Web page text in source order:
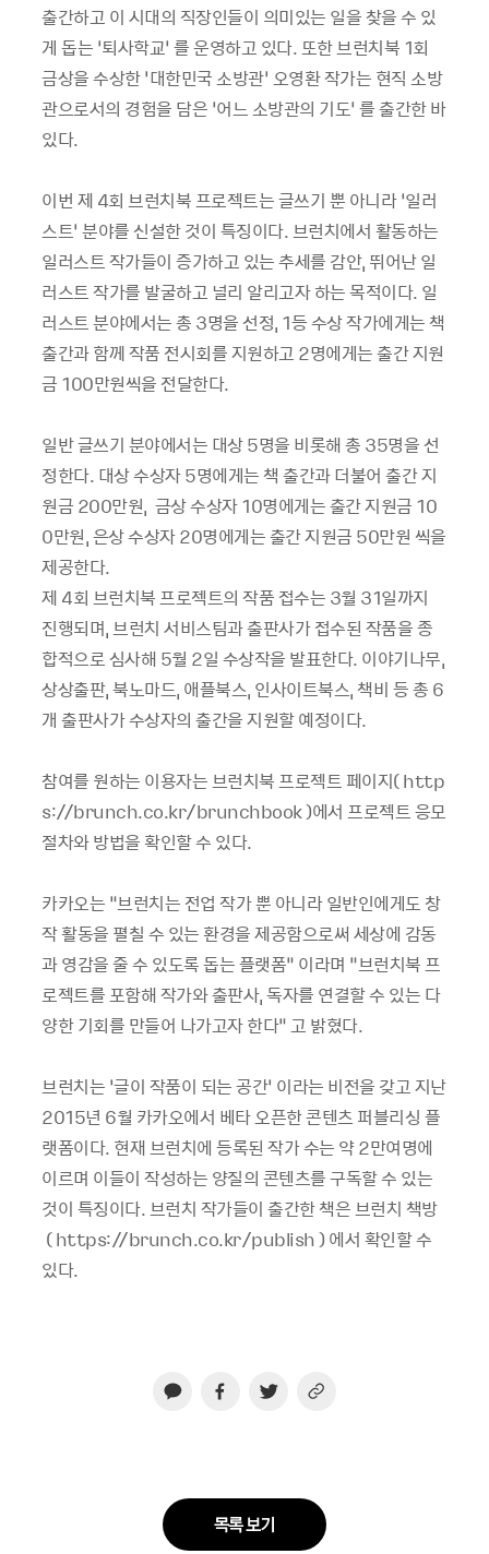
출간하고 이 시대의 직장인들이 의미있는 일을 찾을 수 있
게 돕는 ‘퇴사학교’ 를 운영하고 있다. 또한 브런치북 1회
금상을 수상한 ‘대한민국 소방관’ 오영환 작가는 현직 소방
관으로서의 경험을 담은 ‘어느 소방관의 기도’ 를 출간한 바
있다.
이번 제 4회 브런치북 프로젝트는 글쓰기 뿐 아니라 ‘일러
스트’ 분야를 신설한 것이 특징이다. 브런치에서 활동하는
일러스트 작가들이 증가하고 있는 추세를 감안, 뛰어난 일
러스트 작가를 발굴하고 널리 알리고자 하는 목적이다. 일
러스트 분야에서는 총 3명을 선정, 1등 수상 작가에게는 책
출간과 함께 작품 전시회를 지원하고 2명에게는 출간 지원
금 100만원씩을 전달한다.
일반 글쓰기 분야에서는 대상 5명을 비롯해 총 35명을 선
정한다. 대상 수상자 5명에게는 책 출간과 더불어 출간 지
원금 200만원, 금상 수상자 10명에게는 출간 지원금 10
0만원, 은상 수상자 20명에게는 출간 지원금 50만원 씩을
제공한다.
제 4회 브런치북 프로젝트의 작품 접수는 3월 31일까지
진행되며, 브런치 서비스팀과 출판사가 접수된 작품을 종
합적으로 심사해 5월 2일 수상작을 발표한다. 이야기나무,
상상출판, 북노마드, 애플북스, 인사이트북스, 책비 등 총 6
개 출판사가 수상자의 출간을 지원할 예정이다.
참여를 원하는 이용자는 브런치북 프로젝트 페이지( http
s://brunch.co.kr/brunchbook )에서 프로젝트 응모
절차와 방법을 확인할 수 있다.
카카오는 “브런치는 전업 작가 뿐 아니라 일반인에게도 창
작 활동을 펼칠 수 있는 환경을 제공함으로써 세상에 감동
과 영감을 줄 수 있도록 돕는 플랫폼” 이라며 “브런치북 프
로젝트를 포함해 작가와 출판사, 독자를 연결할 수 있는 다
양한 기회를 만들어 나가고자 한다” 고 밝혔다.
브런치는 ‘글이 작품이 되는 공간’ 이라는 비전을 갖고 지난
2015년 6월 카카오에서 베타 오픈한 콘텐츠 퍼블리싱 플
랫폼이다. 현재 브런치에 등록된 작가 수는 약 2만여명에
이르며 이들이 작성하는 양질의 콘텐츠를 구독할 수 있는
것이 특징이다. 브런치 작가들이 출간한 책은 브런치 책방
( https://brunch.co.kr/publish ) 에서 확인할 수
있다.
목록 보기